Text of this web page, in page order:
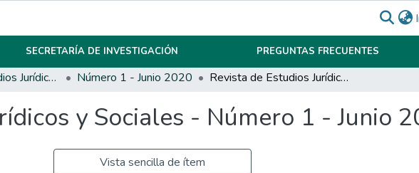
SECRETARÍA DE INVESTIGACIÓN PREGUNTAS FRECUENTES
Revista de Estudios Jurídicos y Sociales Número 1 - Junio 2020 Revista de Estudios Jurídicos y Sociales - Número 1 - Junio 2020
y Sociales - Número 1 - Junio
Vista sencilla de ítem